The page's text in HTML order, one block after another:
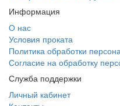
Информация
О нас
Условия проката
Политика обработки
Согласие на обработку
Служба поддержки
Личный кабинет